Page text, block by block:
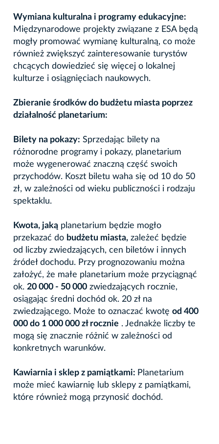
Wymiana kulturalna i programy edukacyjne:
Międzynarodowe projekty związane z ESA będą
mogły promować wymianę kulturalną, co może
również zwiększyć zainteresowanie turystów
chcących dowiedzieć się więcej o lokalnej
kulturze i osiągnięciach naukowych.
Zbieranie środków do budżetu miasta poprzez
działalność planetarium:
Bilety na pokazy: Sprzedając bilety na
różnorodne programy i pokazy, planetarium
może wygenerować znaczną część swoich
przychodów. Koszt biletu waha się od 10 do 50
zł, w zależności od wieku publiczności i rodzaju
spektaklu.
Kwota, jaką planetarium będzie mogło
przekazać do budżetu miasta, zależeć będzie
od liczby zwiedzających, cen biletów i innych
źródeł dochodu. Przy prognozowaniu można
założyć, że małe planetarium może przyciągnąć
ok. 20 000 - 50 000 zwiedzających rocznie,
osiągając średni dochód ok. 20 zł na
zwiedzającego. Może to oznaczać kwotę od 400
000 do 1 000 000 zł rocznie . Jednakże liczby te
mogą się znacznie różnić w zależności od
konkretnych warunków.
Kawiarnia i sklep z pamiątkami: Planetarium
może mieć kawiarnię lub sklepy z pamiątkami,
które również mogą przynosić dochód.